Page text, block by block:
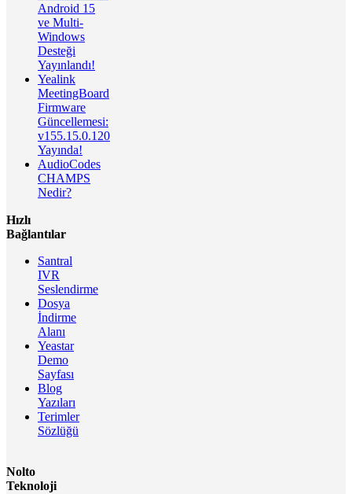
Android 15
ve Multi-
Windows
Desteği
Yayınlandı!
Yealink
MeetingBoard
Firmware
Güncellemesi:
v155.15.0.120
Yayında!
AudioCodes
CHAMPS
Nedir?
Hızlı
Bağlantılar
Santral
IVR
Seslendirme
Dosya
İndirme
Alanı
Yeastar
Demo
Sayfası
Blog
Yazıları
Terimler
Sözlüğü
Nolto
Teknoloji